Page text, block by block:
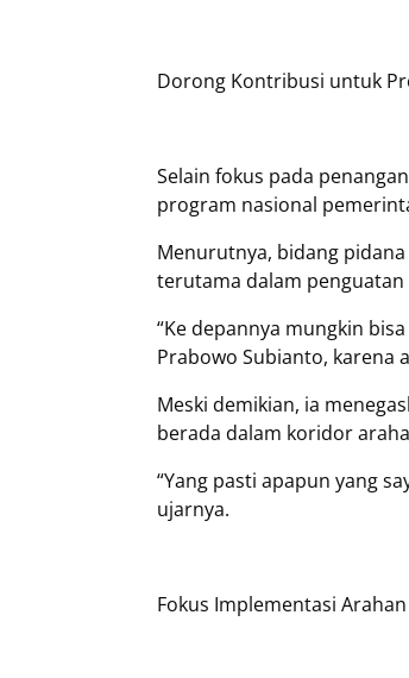
Dorong Kontribusi untuk
Selain fokus pada
program nasional
Menurutnya, bidang
terutama dalam
“Ke depannya mungkin
Prabowo Subianto, karena
Meski demikian, ia
berada dalam koridor
“Yang pasti apapun yang
ujarnya.
Fokus Implementasi